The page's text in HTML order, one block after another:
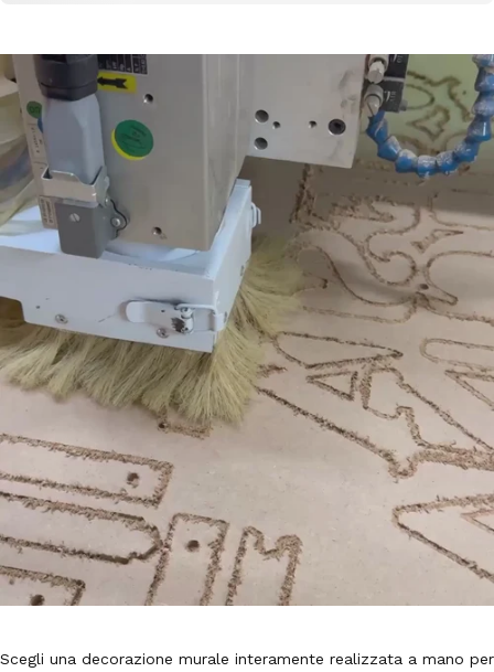
Scegli una decorazione murale interamente realizzata a mano per